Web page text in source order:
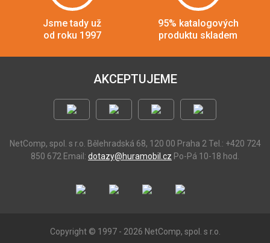
Jsme tady už
od roku 1997
95% katalogových
produktu skladem
AKCEPTUJEME
NetComp, spol. s r.o. Bělehradská 68, 120 00 Praha 2 Tel.: +420 724
850 672 Email: dotazy@huramobil.cz Po-Pá 10-18 hod.
Copyright © 1997 - 2026 NetComp, spol. s r.o.